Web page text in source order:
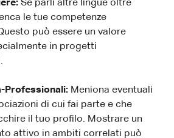
Se parli altre lingue oltre
le tue competenze
può essere un valore
in progetti
Professionali: Meniona eventuali
di cui fai parte e che
il tuo profilo. Mostrare un
attivo in ambiti correlati può